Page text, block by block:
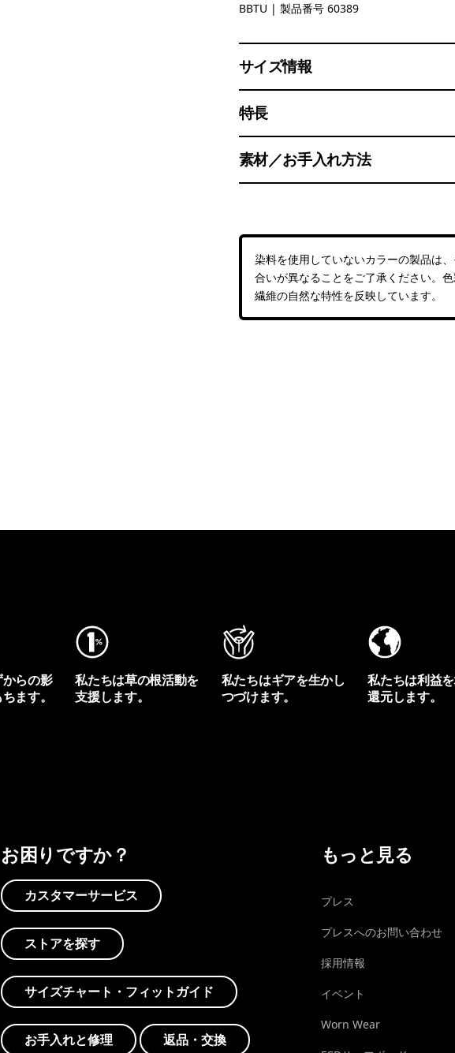
Bee Bright: Undyed Natural
BBTU | 製品番号 60389
サイズ情報
特長
素材／お手入れ方法
染料を使用していないカラーの製品は
合いが異なることをご了承ください。
繊維の自然な特性を反映しています。
らの影
ます。
私たちは草の根活動を
支援します。
私たちはギアを生かし
つづけます。
私たちは利益
還元します。
お困りですか？
カスタマーサービス
ストアを探す
サイズチャート・フィットガイド
お手入れと修理 返品・交換
もっと見る
プレス
プレスへのお問い合わせ
採用情報
イベント
Worn Wear